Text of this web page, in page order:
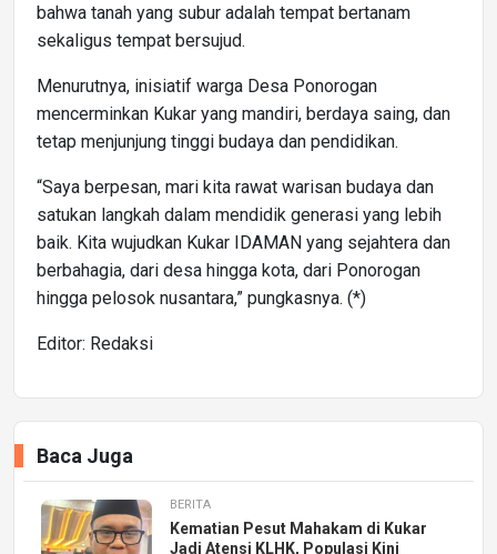
bahwa tanah yang subur adalah tempat bertanam
sekaligus tempat bersujud.
Menurutnya, inisiatif warga Desa Ponorogan
mencerminkan Kukar yang mandiri, berdaya saing, dan
tetap menjunjung tinggi budaya dan pendidikan.
“Saya berpesan, mari kita rawat warisan budaya dan
satukan langkah dalam mendidik generasi yang lebih
baik. Kita wujudkan Kukar IDAMAN yang sejahtera dan
berbahagia, dari desa hingga kota, dari Ponorogan
hingga pelosok nusantara,” pungkasnya. (*)
Editor: Redaksi
Baca Juga
BERITA
Kematian Pesut Mahakam di Kukar
Jadi Atensi KLHK, Populasi Kini